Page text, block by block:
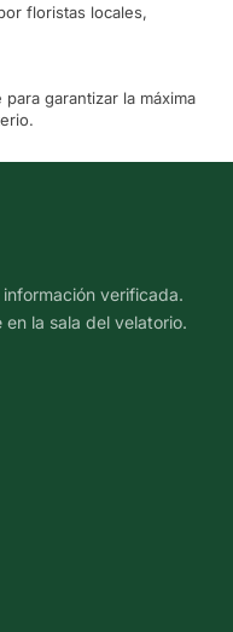
floristas locales,
garantizar la máxima
verificada.
la sala del velatorio.